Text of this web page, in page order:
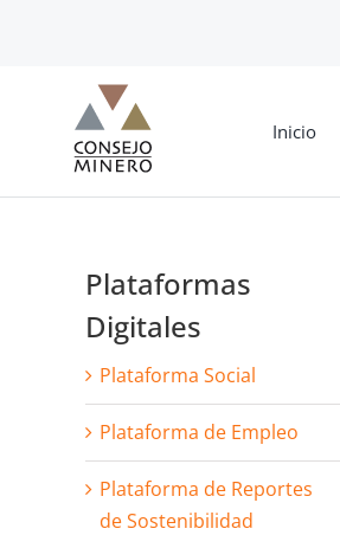
Inicio
Plataformas
Digitales
Plataforma Social
Plataforma de Empleo
Plataforma de Reportes
de Sostenibilidad